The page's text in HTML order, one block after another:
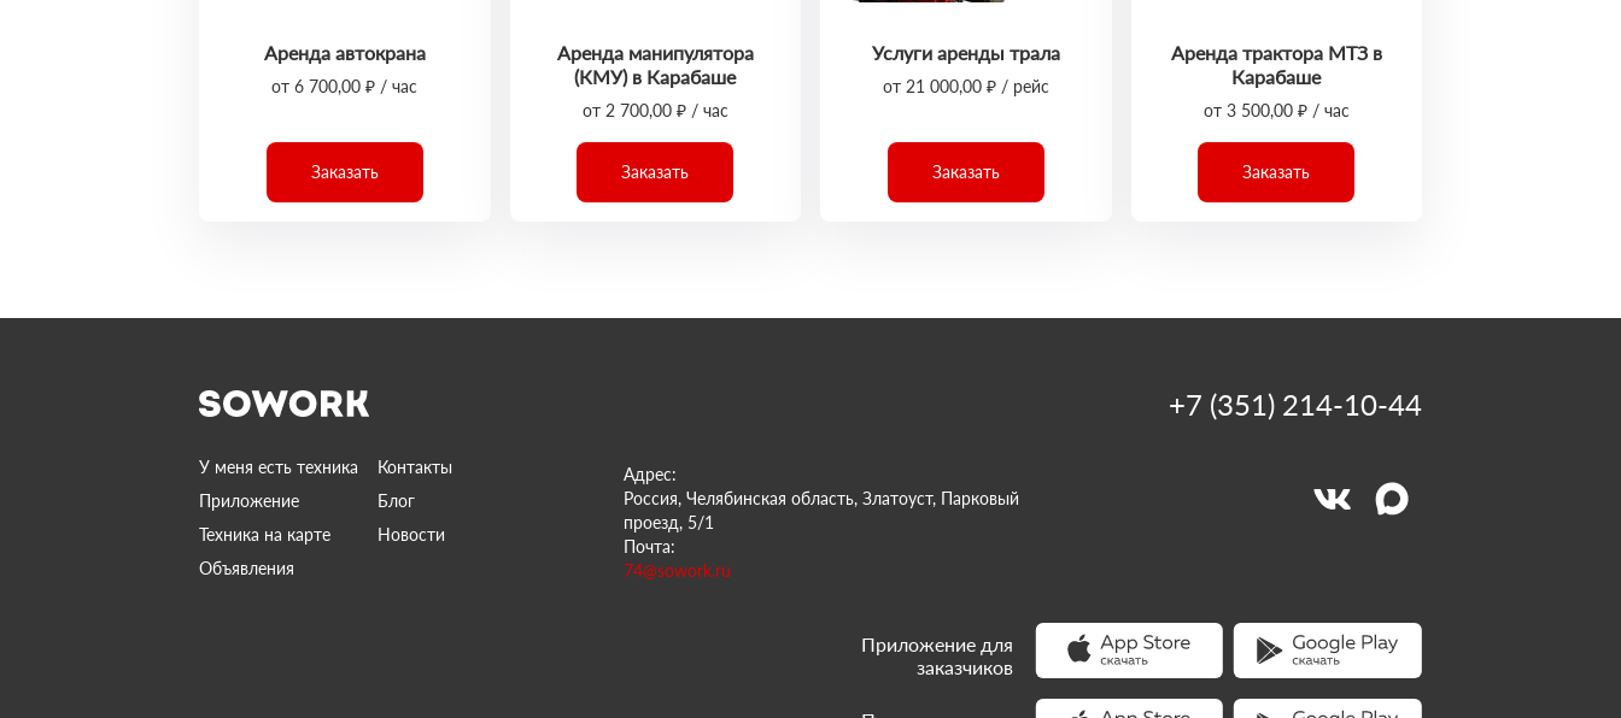
Аренда автокрана
от 6 700,00 ₽ / час
Заказать
Аренда манипулятора
(КМУ) в Карабаше
от 2 700,00 ₽ / час
Заказать
Услуги аренды трала
от 21 000,00 ₽ / рейс
Заказать
Аренда трактора МТЗ в
Карабаше
от 3 500,00 ₽ / час
Заказать
У меня есть техника
Контакты
Приложение
Блог
Техника на карте
Новости
Объявления
Адрес:
Россия, Челябинская область, Златоуст, Парковый
проезд, 5/1
Почта:
74@sowork.ru
+7 (351) 214-10-44
Приложение для
заказчиков